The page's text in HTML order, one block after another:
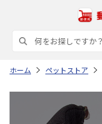
ホーム ペットストア